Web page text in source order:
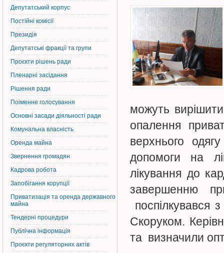
Депутатський корпус
Постiйнi комiсiї
Президія
Депутатські фракції та групи
Проєкти рішень ради
Пленарні засідання
Рішення ради
Поіменне голосування
Основні засади діяльності ради
Комунальна власність
Оренда майна
Звернення громадян
Кадрова робота
Запобігання корупції
Приватизація та оренда державного
майна
Тендерні процедури
Публічна інформація
Проєкти регуляторних актів
можуть
опалення
верхнього
допомоги на
лікування до
завершенню
поспілкувався
Скоруком.
та визначили